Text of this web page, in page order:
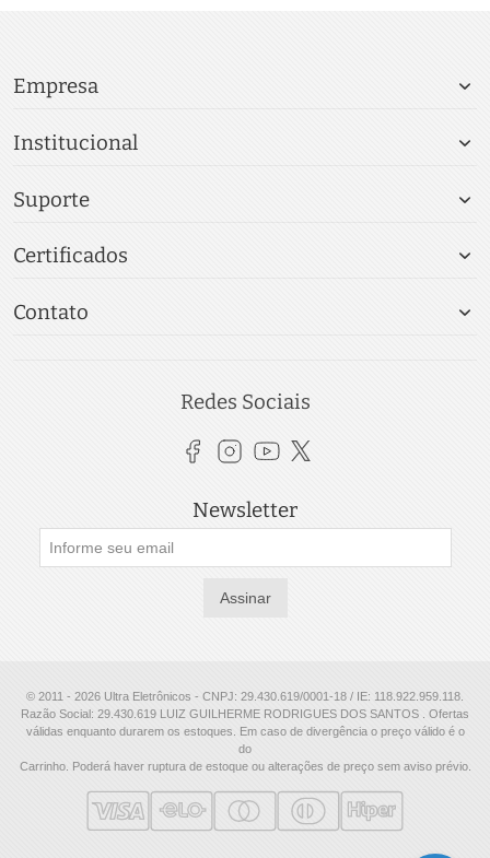
Empresa
Institucional
Suporte
Certificados
Contato
Redes Sociais
Newsletter
Assinar
© 2011 - 2026 Ultra Eletrônicos - CNPJ: 29.430.619/0001-18 / IE: 118.922.959.118.
Razão Social: 29.430.619 LUIZ GUILHERME RODRIGUES DOS SANTOS . Ofertas
válidas enquanto durarem os estoques. Em caso de divergência o preço válido é o
do
Carrinho. Poderá haver ruptura de estoque ou alterações de preço sem aviso prévio.